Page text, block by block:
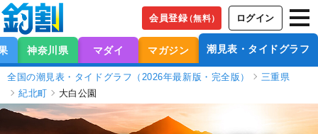
会員登録（無料） ログイン
神奈川県 マダイ マガジン 潮見表・タイドグラフ
全国の潮見表・タイドグラフ（2026年最新版・完全版）
三重県
紀北町
大白公園